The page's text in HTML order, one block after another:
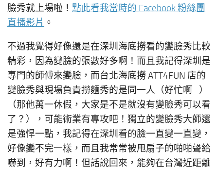
臉秀就上場啦！ 點此看我當時的 Facebook 粉絲團
直播影片 。
不過我覺得好像還是在深圳海底撈看的變臉秀比較
精彩，因為變臉的張數好多啊！而且我記得深圳是
專門的師傅來變臉，而台北海底撈 ATT4FUN 店的
變臉秀與現場負責撈麵秀的是同一人（好忙啊…）
（那他萬一休假，大家是不是就沒有變臉秀可以看
了？），可能術業有專攻吧！獨立的變臉秀大師還
是強悍一點，我記得在深圳看的臉一直變一直變，
好像變不完一樣，而且我常常被甩扇子的啪啪聲給
嚇到，好有力啊！但話說回來，能夠在台灣近距離